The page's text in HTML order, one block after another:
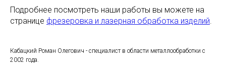
Подробнее посмотреть наши работы вы можете на
странице фрезеровка и лазерная обработка изделий.
Кабацкий Роман Олегович - специалист в области металлообработки с
2002 года.